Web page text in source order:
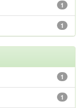
1
1
1
1